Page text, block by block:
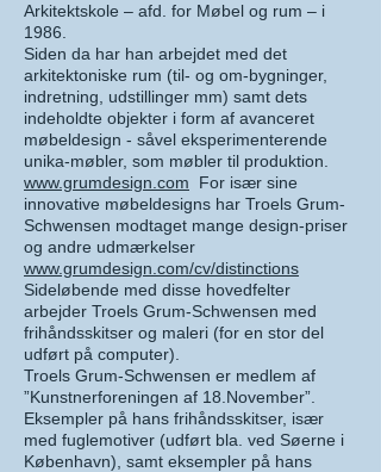
Arkitektskole – afd. for Møbel og rum – i
1986.
Siden da har han arbejdet med det
arkitektoniske rum (til- og om-bygninger,
indretning, udstillinger mm) samt dets
indeholdte objekter i form af avanceret
møbeldesign - såvel eksperimenterende
unika-møbler, som møbler til produktion.
www.grumdesign.com For især sine
innovative møbeldesigns har Troels Grum-
Schwensen modtaget mange design-priser
og andre udmærkelser
www.grumdesign.com/cv/distinctions
Sideløbende med disse hovedfelter
arbejder Troels Grum-Schwensen med
frihåndsskitser og maleri (for en stor del
udført på computer).
Troels Grum-Schwensen er medlem af
”Kunstnerforeningen af 18.November”.
Eksempler på hans frihåndsskitser, især
med fuglemotiver (udført bla. ved Søerne i
København), samt eksempler på hans